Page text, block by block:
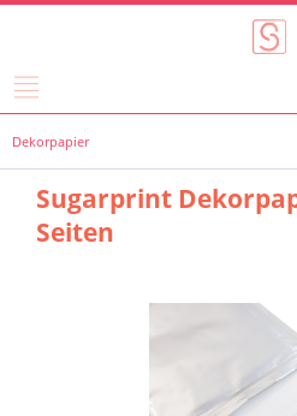
Dekorpapier
Sugarprint
Seiten